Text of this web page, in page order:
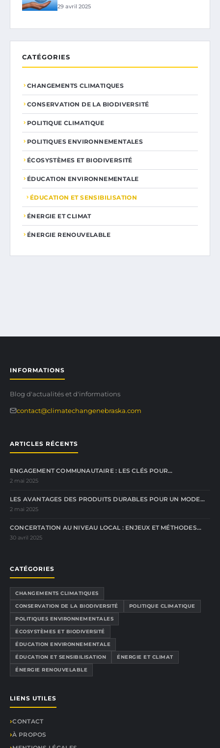
29 avril 2025
CATÉGORIES
CHANGEMENTS CLIMATIQUES
CONSERVATION DE LA BIODIVERSITÉ
POLITIQUE CLIMATIQUE
POLITIQUES ENVIRONNEMENTALES
ÉCOSYSTÈMES ET BIODIVERSITÉ
ÉDUCATION ENVIRONNEMENTALE
ÉDUCATION ET SENSIBILISATION
ÉNERGIE ET CLIMAT
ÉNERGIE RENOUVELABLE
INFORMATIONS
Blog d'actualités et d'informations
contact@climatechangenebraska.com
ARTICLES RÉCENTS
ENGAGEMENT COMMUNAUTAIRE : LES CLÉS POUR…
2 mai 2025
LES AVANTAGES DES PRODUITS DURABLES POUR UN MODE…
2 mai 2025
CONCERTATION AU NIVEAU LOCAL : ENJEUX ET MÉTHODES…
30 avril 2025
CATÉGORIES
CHANGEMENTS CLIMATIQUES
CONSERVATION DE LA BIODIVERSITÉ
POLITIQUE CLIMATIQUE
POLITIQUES ENVIRONNEMENTALES
ÉCOSYSTÈMES ET BIODIVERSITÉ
ÉDUCATION ENVIRONNEMENTALE
ÉDUCATION ET SENSIBILISATION
ÉNERGIE ET CLIMAT
ÉNERGIE RENOUVELABLE
LIENS UTILES
CONTACT
À PROPOS